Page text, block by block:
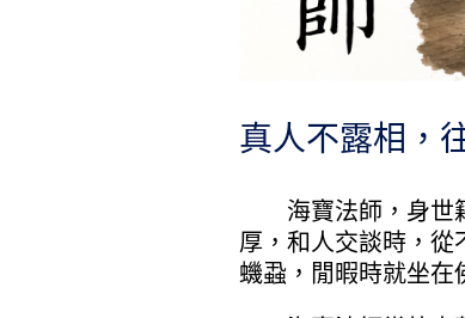
真人不露相，
海寶法師，身世籍
厚，和人交談時，從
蟣蝨，閒暇時就坐在